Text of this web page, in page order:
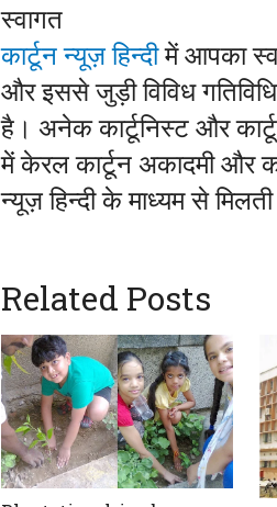
स्वागत
कार्टून न्यूज़ हिन्दीमें आपका
और इससे जुड़ी विविध
है। अनेक कार्टूनिस्ट और
में केरल कार्टून अकादमी और
न्यूज़ हिन्दी के माध्यम से
Related Posts